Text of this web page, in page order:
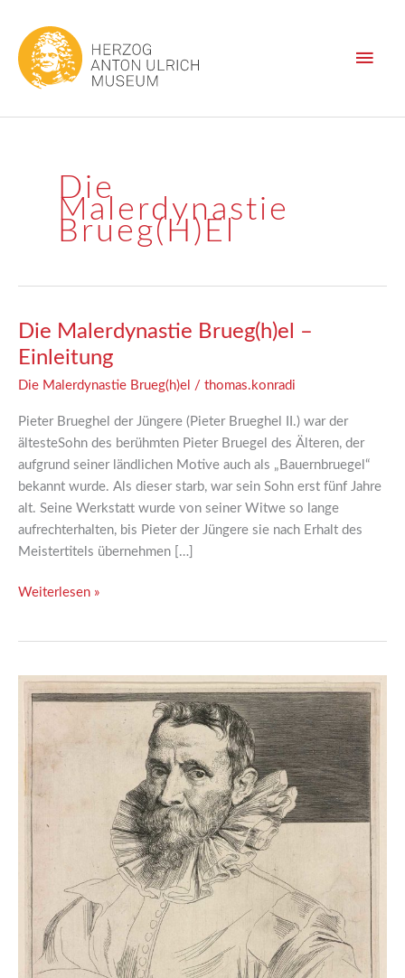
Inhalt
springen
Die
Malerdynastie
Brueg(h)el
Die Malerdynastie Brueg(h)el –
Einleitung
Die Malerdynastie Brueg(h)el / thomas.konradi
Pieter Brueghel der Jüngere (Pieter Brueghel II.) war der
ältesteSohn des berühmten Pieter Bruegel des Älteren, der
aufgrund seiner ländlichen Motive auch als „Bauernbruegel“
bekannt wurde. Als dieser starb, war sein Sohn erst fünf Jahre
alt. Seine Werkstatt wurde von seiner Witwe so lange
aufrechterhalten, bis Pieter der Jüngere sie nach Erhalt des
Meistertitels übernehmen […]
Die
Malerdynastie
–
Einleitung
Weiterlesen »
08
Bildnis
Jan
Brueghel
Ä.,
Anton
van
(1599
1641,